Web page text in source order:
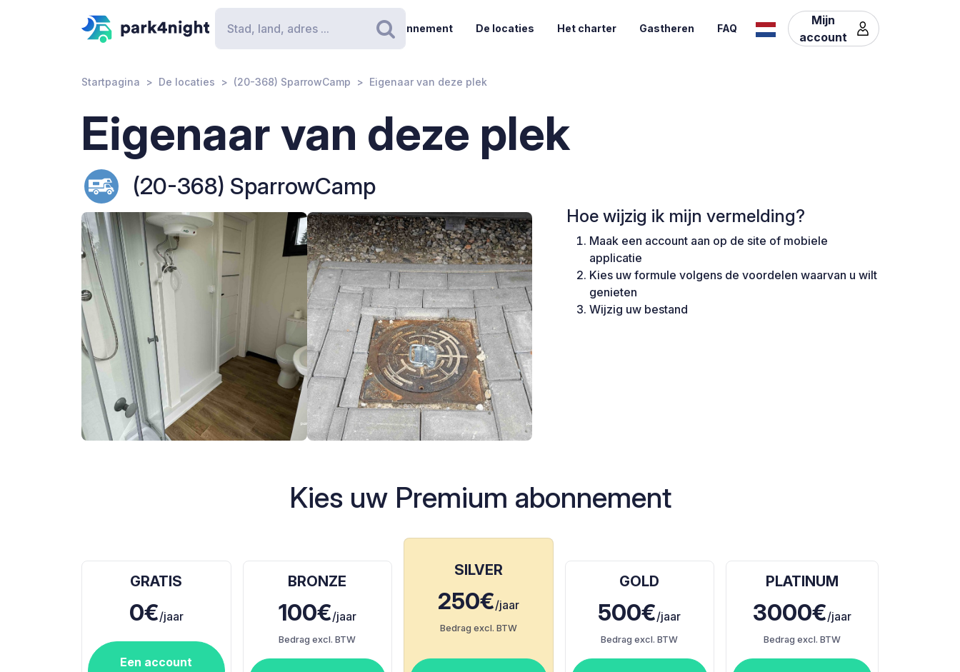
Zoeken
Abonnement De locaties Het charter Gastheren FAQ
Mijn
account
Startpagina De locaties (20-368) SparrowCamp Eigenaar van deze plek
Eigenaar van deze plek
(20-368) SparrowCamp
Hoe wijzig ik mijn vermelding?
Maak een account aan op de site of mobiele
applicatie
Kies uw formule volgens de voordelen waarvan u wilt
genieten
Wijzig uw bestand
Kies uw Premium abonnement
GRATIS
0€/jaar
Een account
BRONZE
100€/jaar
Bedrag excl. BTW
SILVER
250€/jaar
Bedrag excl. BTW
GOLD
500€/jaar
Bedrag excl. BTW
PLATINUM
3000€/jaar
Bedrag excl. BTW